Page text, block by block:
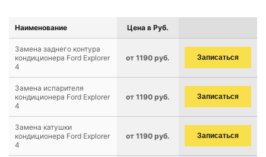
Наименование Цена в Руб.
Замена заднего контура
кондиционера Ford Explorer
4
от 1190 руб. Записаться
Замена испарителя
кондиционера Ford Explorer
4
от 1190 руб. Записаться
Замена катушки
кондиционера Ford Explorer
4
от 1190 руб. Записаться